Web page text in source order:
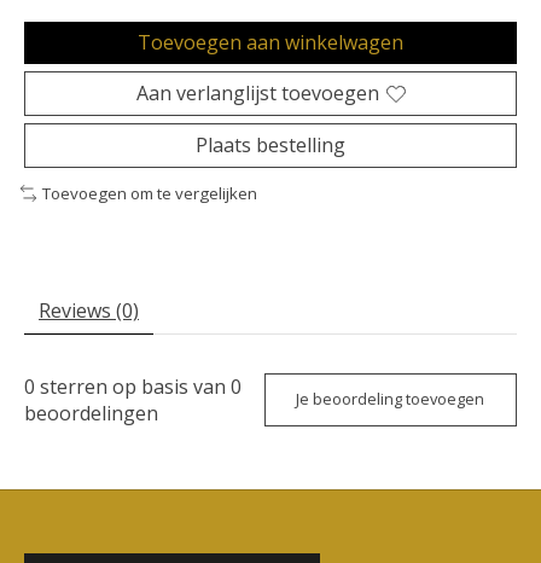
Toevoegen aan winkelwagen
Aan verlanglijst toevoegen
Plaats bestelling
Toevoegen om te vergelijken
Reviews (0)
0 sterren op basis van 0
beoordelingen
Je beoordeling toevoegen